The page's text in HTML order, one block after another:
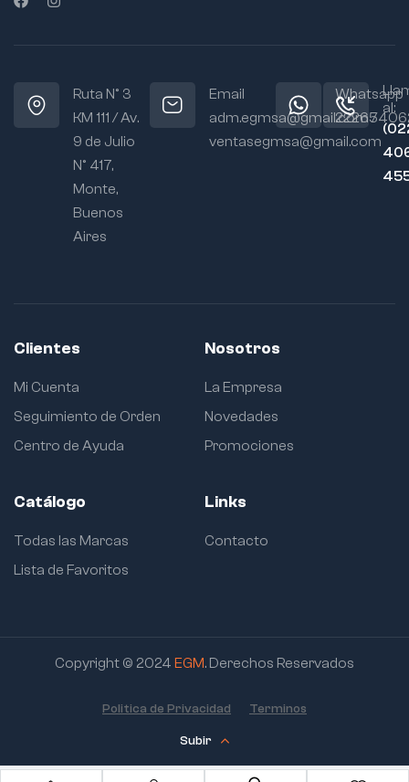
Ruta N° 3
KM 111 / Av.
9 de Julio
N° 417,
Monte,
Buenos
Aires
Email
adm.egmsa@gmail.com /
ventasegmsa@gmail.com
Whatsapp
al:
Clientes
Mi Cuenta
Seguimiento de Orden
Centro de Ayuda
Nosotros
La Empresa
Novedades
Promociones
Catálogo
Todas las Marcas
Lista de Favoritos
Links
Contacto
Copyright © 2024 EGM. Derechos Reservados
Subir
Politica de Privacidad Terminos